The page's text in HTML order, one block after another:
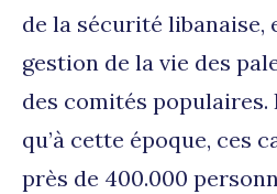
de la sécurité
gestion de la vie des
des comités
qu’à cette époque, ces
près de 400.000